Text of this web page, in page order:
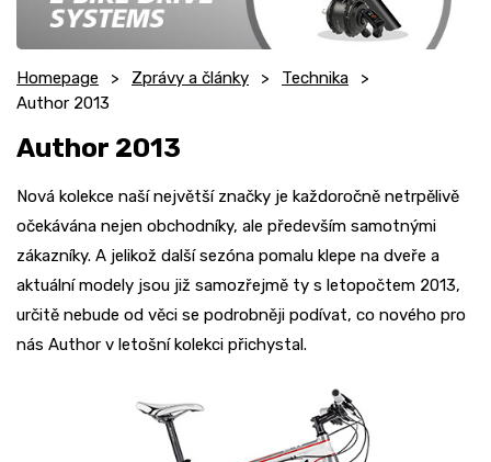
Homepage Zprávy a články
Technika
Author 2013
Author 2013
Nová kolekce naší největší značky je každoročně netrpělivě
očekávána nejen obchodníky, ale především samotnými
zákazníky. A jelikož další sezóna pomalu klepe na dveře a
aktuální modely jsou již samozřejmě ty s letopočtem 2013,
určitě nebude od věci se podrobněji podívat, co nového pro
nás Author v letošní kolekci přichystal.